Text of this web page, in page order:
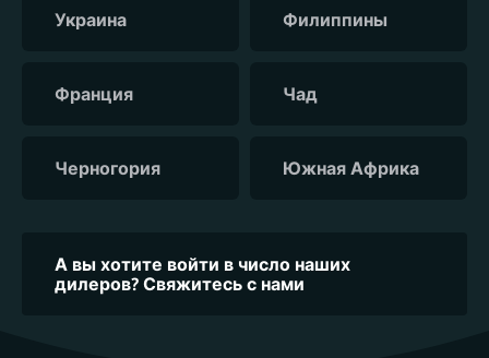
Украина Филиппины
Франция Чад
Черногория Южная Африка
А вы хотите войти в число наших
дилеров? Свяжитесь с нами